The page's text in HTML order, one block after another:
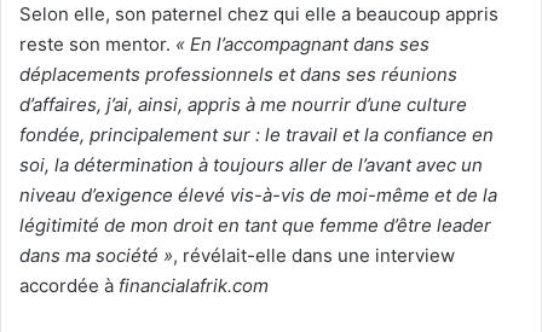
Selon elle, son paternel chez qui elle a beaucoup appris
reste son mentor. « En l’accompagnant dans ses
déplacements professionnels et dans ses réunions
d’affaires, j’ai, ainsi, appris à me nourrir d’une culture
fondée, principalement sur : le travail et la confiance en
soi, la détermination à toujours aller de l’avant avec un
niveau d’exigence élevé vis-à-vis de moi-même et de la
légitimité de mon droit en tant que femme d’être leader
dans ma société », révélait-elle dans une interview
accordée à financialafrik.com